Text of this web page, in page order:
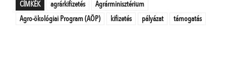
CÍMKÉK agrárkifizetés
Agrárminisztérium
Agro-ökológiai Program (AÖP)
kifizetés pályázat támogatás